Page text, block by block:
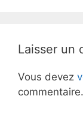
Laisser un
Vous devez
commentaire.